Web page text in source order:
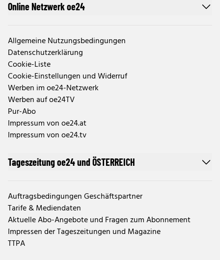
Online Netzwerk oe24
Allgemeine Nutzungsbedingungen
Datenschutzerklärung
Cookie-Liste
Cookie-Einstellungen und Widerruf
Werben im oe24-Netzwerk
Werben auf oe24TV
Pur-Abo
Impressum von oe24.at
Impressum von oe24.tv
Tageszeitung oe24 und ÖSTERREICH
Auftragsbedingungen Geschäftspartner
Tarife & Mediendaten
Aktuelle Abo-Angebote und Fragen zum Abonnement
Impressen der Tageszeitungen und Magazine
TTPA